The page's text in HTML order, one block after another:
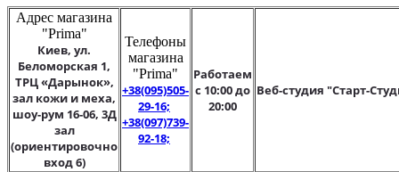
Адрес магазина
"Prima"
Киев, ул.
Беломорская 1,
ТРЦ «Дарынок»,
зал кожи и меха,
шоу-рум 16-06, 3Д
зал
(ориентировочно
вход 6)
Телефоны
магазина
"Prima"
+38(095)505-
29-16;
+38(097)739-
92-18;
Работаем
с 10:00 до
20:00
Веб-студия "Старт-